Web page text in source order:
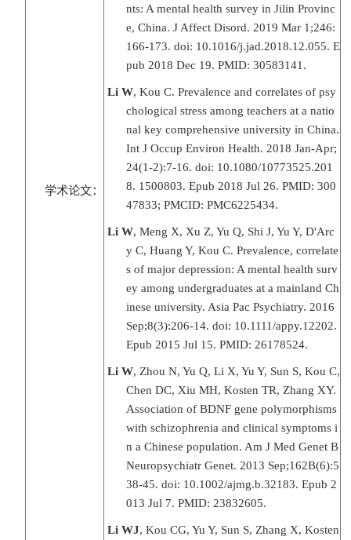
学术论文：
nts: A mental health survey in Jilin Provinc
e, China. J Affect Disord. 2019 Mar 1;246:
166-173. doi: 10.1016/j.jad.2018.12.055. E
pub 2018 Dec 19. PMID: 30583141.
Li W, Kou C. Prevalence and correlates of psy
chological stress among teachers at a natio
nal key comprehensive university in China.
Int J Occup Environ Health. 2018 Jan-Apr;
24(1-2):7-16. doi: 10.1080/10773525.201
8. 1500803. Epub 2018 Jul 26. PMID: 300
47833; PMCID: PMC6225434.
Li W, Meng X, Xu Z, Yu Q, Shi J, Yu Y, D'Arc
y C, Huang Y, Kou C. Prevalence, correlate
s of major depression: A mental health surv
ey among undergraduates at a mainland Ch
inese university. Asia Pac Psychiatry. 2016
Sep;8(3):206-14. doi: 10.1111/appy.12202.
Epub 2015 Jul 15. PMID: 26178524.
Li W, Zhou N, Yu Q, Li X, Yu Y, Sun S, Kou C,
Chen DC, Xiu MH, Kosten TR, Zhang XY.
Association of BDNF gene polymorphisms
with schizophrenia and clinical symptoms i
n a Chinese population. Am J Med Genet B
Neuropsychiatr Genet. 2013 Sep;162B(6):5
38-45. doi: 10.1002/ajmg.b.32183. Epub 2
013 Jul 7. PMID: 23832605.
Li WJ, Kou CG, Yu Y, Sun S, Zhang X, Kosten